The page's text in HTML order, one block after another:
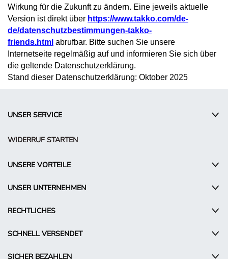
Wirkung für die Zukunft zu ändern. Eine jeweils aktuelle
Version ist direkt über https://www.takko.com/de-
de/datenschutzbestimmungen-takko-
friends.html abrufbar. Bitte suchen Sie unsere
Internetseite regelmäßig auf und informieren Sie sich über
die geltende Datenschutzerklärung.
Stand dieser Datenschutzerklärung: Oktober 2025
UNSER SERVICE
WIDERRUF STARTEN
UNSERE VORTEILE
UNSER UNTERNEHMEN
RECHTLICHES
SCHNELL VERSENDET
SICHER BEZAHLEN